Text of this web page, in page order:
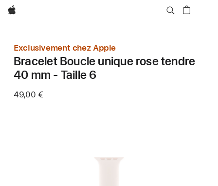
Apple
Exclusivement chez Apple
Bracelet Boucle unique rose tendre
40 mm - Taille 6
49,00 €